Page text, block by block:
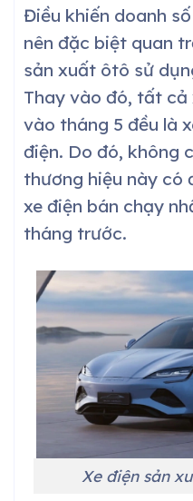
Điều khiến doanh
nên đặc biệt quan
sản xuất ôtô sử
Thay vào đó, tất cả
vào tháng 5 đều là
điện. Do đó, không
thương hiệu này có
xe điện bán chạy
tháng trước.
Xe điện sản